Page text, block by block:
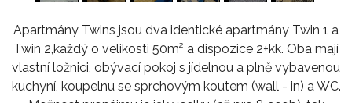
Apartmány Twins jsou dva identické apartmány Twin 1 a
Twin 2,každý o velikosti 50m² a dispozice 2+kk. Oba mají
vlastní ložnici, obývací pokoj s jídelnou a plně vybavenou
kuchyní, koupelnu se sprchovým koutem (wall - in) a WC.